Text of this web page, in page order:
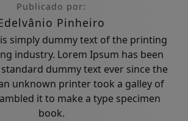
Publicado por:
Pinheiro
simply dummy text of the printing
industry. Lorem Ipsum has been
dummy text ever since the
unknown printer took a galley of
it to make a type specimen
book.